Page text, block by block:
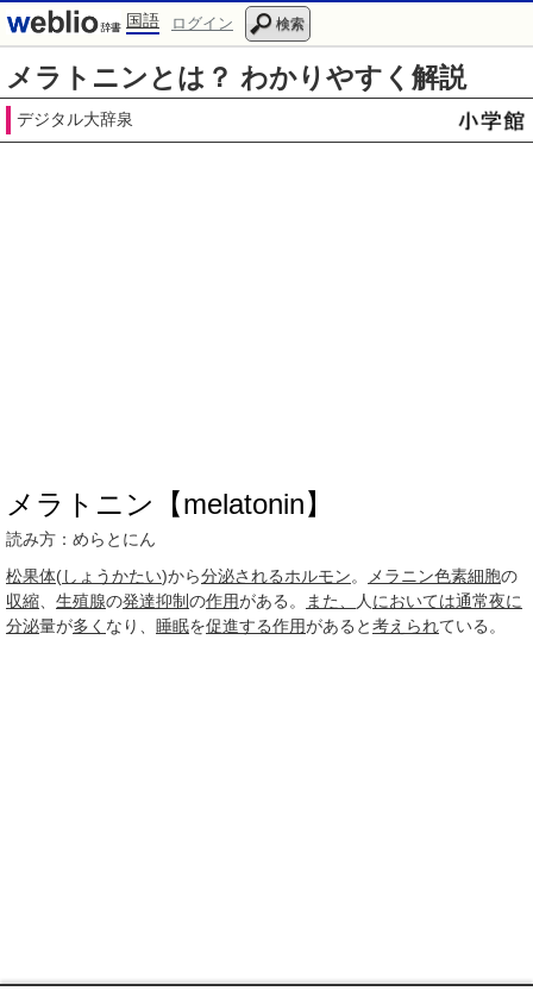
国語 ログイン 検索
メラトニンとは？ わかりやすく解説
デジタル大辞泉
メラトニン【melatonin】
読み方：めらとにん
松果体(しょうかたい)から分泌されるホルモン。 メラニン色素細胞の
収縮
生殖腺の発達抑制の作用がある。 また、 人 においては通常夜に
分泌量が多く なり、 睡眠を促進する作用があると考えられている。